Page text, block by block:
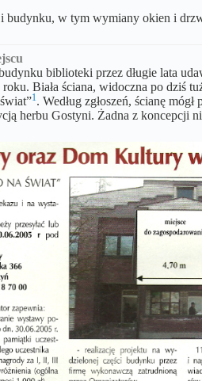
budynku, w tym wymiany okien i
biblioteki przez długie lata
Biała ściana, widoczna po dziś
1. Według zgłoszeń, ścianę
herbu Gostyni. Żadna z koncepcji